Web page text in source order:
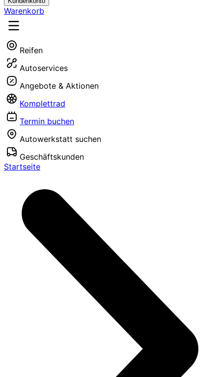
Warenkorb
Reifen
Autoservices
Angebote & Aktionen
Komplettrad
Termin buchen
Autowerkstatt suchen
Geschäftskunden
Startseite